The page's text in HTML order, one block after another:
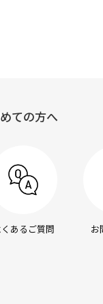
ての方へ
くあるご質問 お